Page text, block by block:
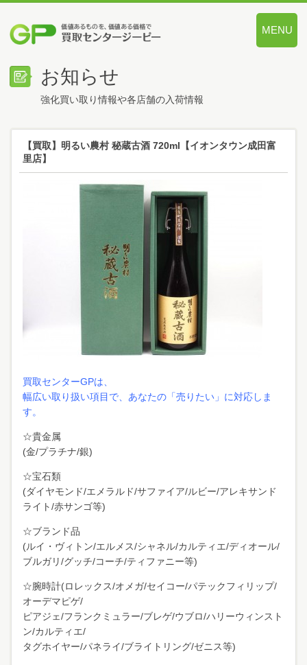
MENU
お知らせ
強化買い取り情報や各店舗の入荷情報
【買取】明るい農村 秘蔵古酒 720ml【イオンタウン成田富
里店】
買取センターGPは、
幅広い取り扱い項目で、あなたの「売りたい」に対応しま
す。
☆貴金属
(金/プラチナ/銀)
☆宝石類
(ダイヤモンド/エメラルド/サファイア/ルビー/アレキサンド
ライト/赤サンゴ等)
☆ブランド品
(ルイ・ヴィトン/エルメス/シャネル/カルティエ/ディオール/
ブルガリ/グッチ/コーチ/ティファニー等)
☆腕時計(ロレックス/オメガ/セイコー/パテックフィリップ/
オーデマピゲ/
ピアジェ/フランクミュラー/ブレゲ/ウブロ/ハリーウィンスト
ン/カルティエ/
タグホイヤー/パネライ/ブライトリング/ゼニス等)